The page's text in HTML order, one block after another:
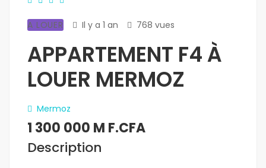
A LOUER Il y a 1 an 768 vues
APPARTEMENT F4 À
LOUER MERMOZ
Mermoz
1 300 000 M F.CFA
Description